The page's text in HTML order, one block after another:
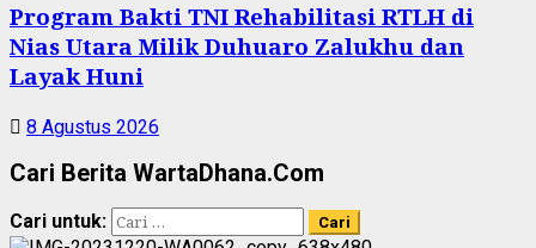
Program Bakti TNI Rehabilitasi RTLH di
Nias Utara Milik Duhuaro Zalukhu dan
Layak Huni
8 Agustus 2026
Cari Berita WartaDhana.Com
Cari untuk: